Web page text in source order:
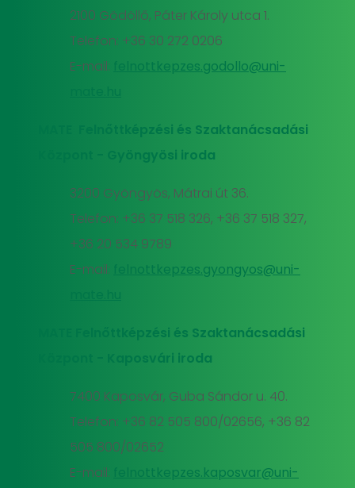
2100 Gödöllő, Páter Károly utca 1.
Telefon: +36 30 272 0206
E-mail:
felnottkepzes.godollo@uni-
MATE Felnőttképzési és Szaktanácsadási
Központ - Gyöngyösi iroda
3200 Gyöngyös, Mátrai út 36.
Telefon: +36 37 518 326, +36 37 518 327,
+36 20 534 9789
E-mail:
felnottkepzes.gyongyos@uni-
MATE Felnőttképzési és Szaktanácsadási
Központ - Kaposvári iroda
7400 Kaposvár, Guba Sándor u. 40.
Telefon: +36 82 505 800/02656, +36 82
505 800/02652
E-mail:
felnottkepzes.kaposvar@uni-